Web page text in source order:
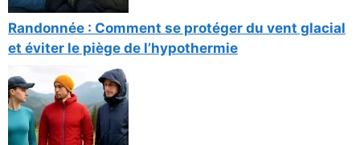
Randonnée : Comment se protéger du vent glacial
et éviter le piège de l’hypothermie